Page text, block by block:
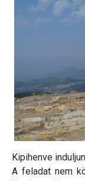
Kipihenve
A feladat nem